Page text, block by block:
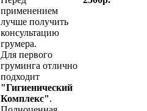
применением
лучше получить
консультацию
грумера.
Для первого
груминга отлично
подходит
"Гигиенический
Комплекс".